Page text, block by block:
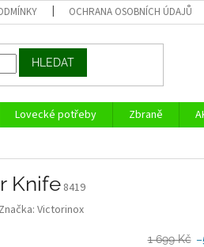
OCHRANA OSOBNÍCH ÚDAJŮ
HLEDAT
Lovecké potřeby Zbraně
Knife 8419
Značka: Victorinox
1 699 Kč